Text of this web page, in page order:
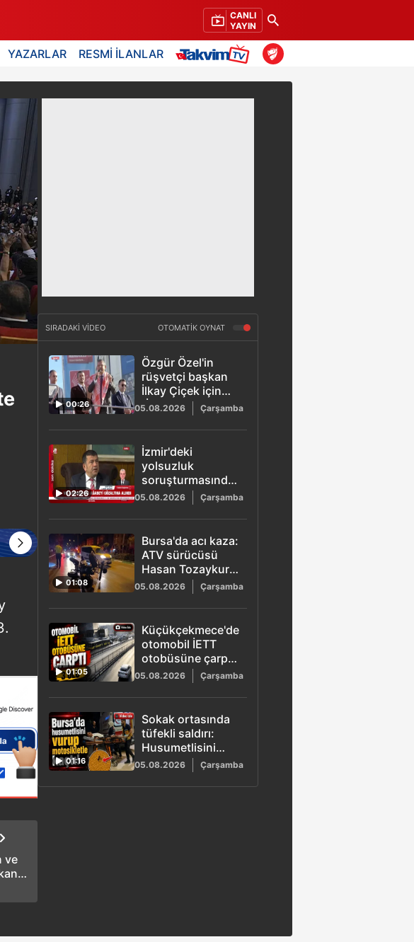
CANLI
YAYIN
YAZARLAR RESMİ İLANLAR
ve
SIRADAKİ VİDEO OTOMATİK OYNAT
00:26
Özgür Özel'in
rüşvetçi başkan
İlkay Çiçek için
"İçişleri
Bakanlığı'nı
yönetir" dediği
video gündem
oldu
05.08.2026 Çarşamba
02:26
İzmir'deki
yolsuzluk
soruşturmasında
operasyon: Veli
Ağbaba'nın
ağabeyi Hür
Ağbaba gözaltına
alındı
05.08.2026 Çarşamba
01:08
Bursa'da acı kaza:
ATV sürücüsü
Hasan Tozaykurt
hayatını kaybetti
05.08.2026 Çarşamba
01:05
Küçükçekmece'de
otomobil İETT
otobüsüne çarptı:
3 ölü
05.08.2026 Çarşamba
01:16
Sokak ortasında
tüfekli saldırı:
Husumetlisini
vurup
motosikletle kaçtı
05.08.2026 Çarşamba